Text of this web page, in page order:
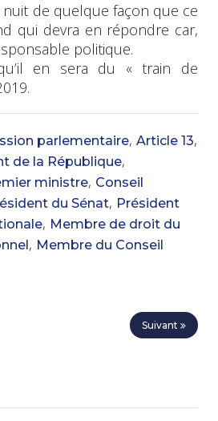
nuit de quelque façon que ce
qui devra en répondre car,
politique.
en sera du « train de
parlementaire, Article 13,
de la République,
ministre, Conseil
du Sénat, Président
, Membre de droit du
, Membre du Conseil
Suivant